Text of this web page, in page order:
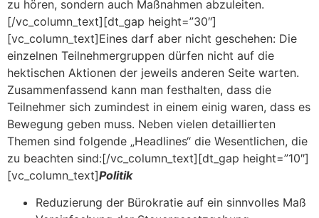
zu hören, sondern auch Maßnahmen abzuleiten.
[/vc_column_text][dt_gap height=”30″]
[vc_column_text]Eines darf aber nicht geschehen: Die
einzelnen Teilnehmergruppen dürfen nicht auf die
hektischen Aktionen der jeweils anderen Seite warten.
Zusammenfassend kann man festhalten, dass die
Teilnehmer sich zumindest in einem einig waren, dass es
Bewegung geben muss. Neben vielen detaillierten
Themen sind folgende „Headlines“ die Wesentlichen, die
zu beachten sind:[/vc_column_text][dt_gap height=”10″]
[vc_column_text]Politik
Reduzierung der Bürokratie auf ein sinnvolles Maß